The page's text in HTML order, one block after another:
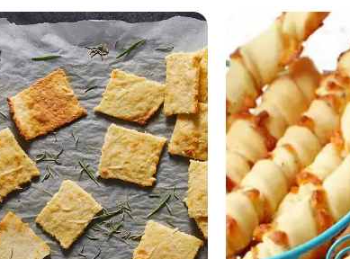
Labne Peynirli Domatesli